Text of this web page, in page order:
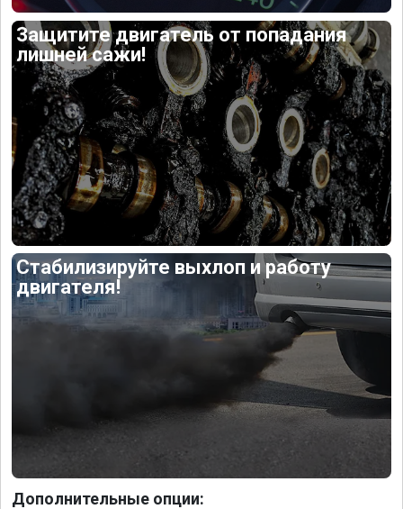
Защитите двигатель от попадания
лишней сажи!
Стабилизируйте выхлоп и работу
двигателя!
Дополнительные опции: